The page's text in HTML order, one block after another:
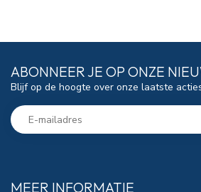
MEER INFORMATIE
ABONNEER JE OP ONZE
Blijf op de hoogte over onze laatste